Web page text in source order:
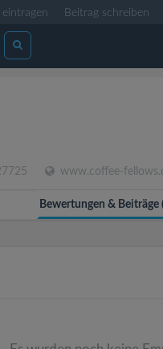
eintragen Beitrag schreiben
www.coffee-
Bewertungen & Beiträge